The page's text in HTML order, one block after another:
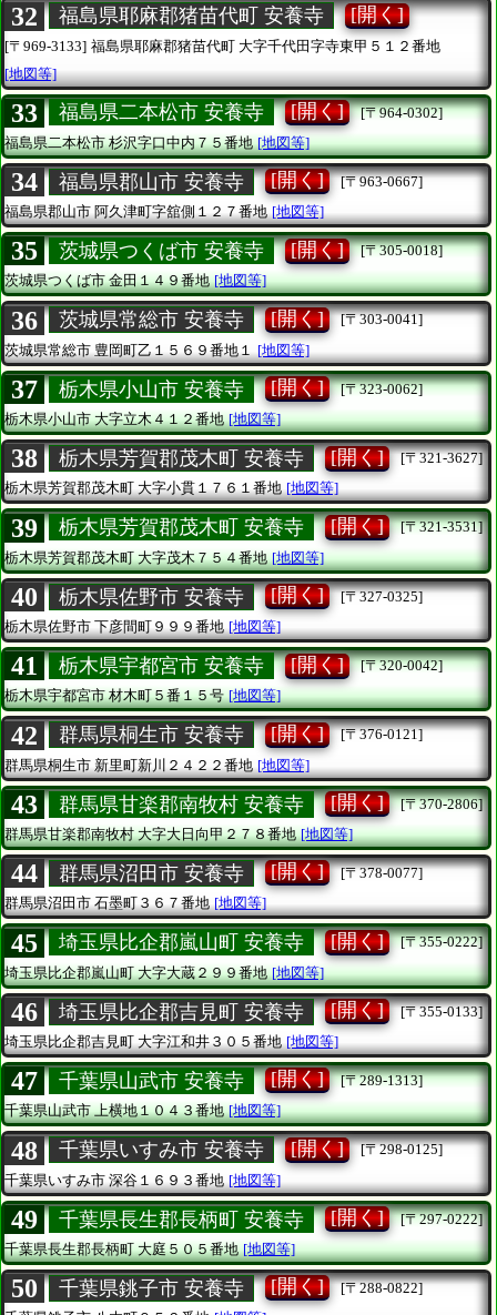
32 福島県耶麻郡猪苗代町 安養寺 [開く]
[〒969-3133] 福島県耶麻郡猪苗代町 大字千代田字寺東甲５１２番地
[地図等]
33 福島県二本松市 安養寺 [開く]
[〒964-0302]
福島県二本松市杉沢字口中内７５番地 [地図等]
34 福島県郡山市 安養寺 [開く]
[〒963-0667]
福島県郡山市阿久津町字舘側１２７番地 [地図等]
35 茨城県つくば市 安養寺 [開く]
[〒305-0018]
茨城県つくば市金田１４９番地 [地図等]
36 茨城県常総市 安養寺 [開く]
[〒303-0041]
茨城県常総市 豊岡町乙１５６９番地１ [地図等]
37 栃木県小山市 安養寺 [開く]
[〒323-0062]
栃木県小山市大字立木４１２番地 [地図等]
38 栃木県芳賀郡茂木町 安養寺 [開く]
[〒321-3627]
栃木県芳賀郡茂木町大字小貫１７６１番地 [地図等]
39 栃木県芳賀郡茂木町 安養寺 [開く]
[〒321-3531]
栃木県芳賀郡茂木町大字茂木７５４番地 [地図等]
40 栃木県佐野市 安養寺 [開く]
[〒327-0325]
栃木県佐野市下彦間町９９９番地 [地図等]
41 栃木県宇都宮市 安養寺 [開く]
[〒320-0042]
栃木県宇都宮市材木町５番１５号 [地図等]
42 群馬県桐生市 安養寺 [開く]
[〒376-0121]
群馬県桐生市 新里町新川２４２２番地 [地図等]
43 群馬県甘楽郡南牧村 安養寺 [開く]
[〒370-2806]
群馬県甘楽郡南牧村大字大日向甲２７８番地 [地図等]
44 群馬県沼田市 安養寺 [開く]
[〒378-0077]
群馬県沼田市石墨町３６７番地 [地図等]
45 埼玉県比企郡嵐山町 安養寺 [開く]
[〒355-0222]
埼玉県比企郡嵐山町大字大蔵２９９番地 [地図等]
46 埼玉県比企郡吉見町 安養寺 [開く]
[〒355-0133]
埼玉県比企郡吉見町大字江和井３０５番地 [地図等]
47 千葉県山武市 安養寺 [開く]
[〒289-1313]
千葉県山武市上横地１０４３番地 [地図等]
48 千葉県いすみ市 安養寺 [開く]
[〒298-0125]
千葉県いすみ市 深谷１６９３番地 [地図等]
49 千葉県長生郡長柄町 安養寺 [開く]
[〒297-0222]
千葉県長生郡長柄町大庭５０５番地 [地図等]
50 千葉県銚子市 安養寺 [開く]
[〒288-0822]